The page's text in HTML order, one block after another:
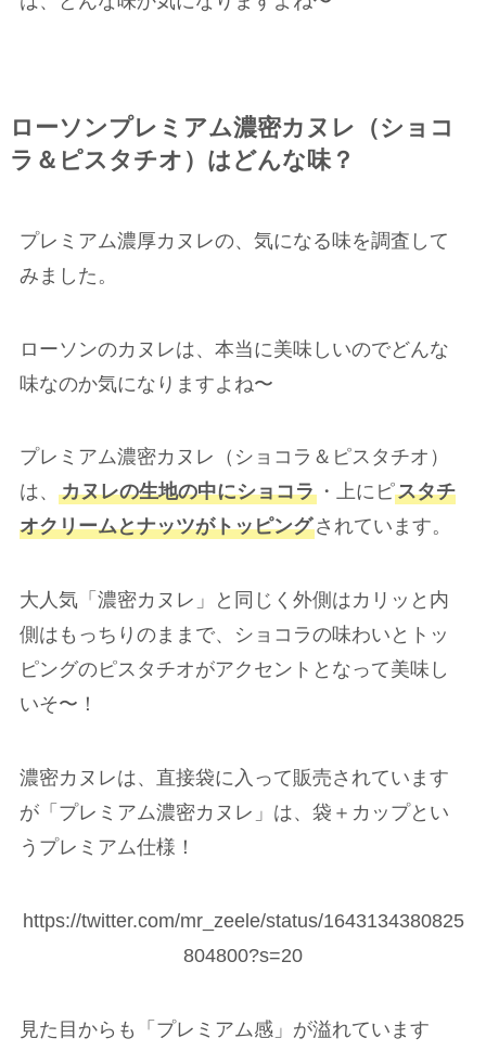
ローソンプレミアム濃密カヌレ（ショコ
ラ＆ピスタチオ）はどんな味？
プレミアム濃厚カヌレの、気になる味を調査して
みました。
ローソンのカヌレは、本当に美味しいのでどんな
味なのか気になりますよね〜
プレミアム濃密カヌレ（ショコラ＆ピスタチオ）
は、 カヌレの生地の中にショコラ・上にピスタチ
オクリームとナッツがトッピングされています。
大人気「濃密カヌレ」と同じく外側はカリッと内
側はもっちりのままで、ショコラの味わいとトッ
ピングのピスタチオがアクセントとなって美味し
いそ〜！
濃密カヌレは、直接袋に入って販売されています
が「プレミアム濃密カヌレ」は、袋＋カップとい
うプレミアム仕様！
https://twitter.com/mr_zeele/status/1643134380825
804800?s=20
見た目からも「プレミアム感」が溢れています